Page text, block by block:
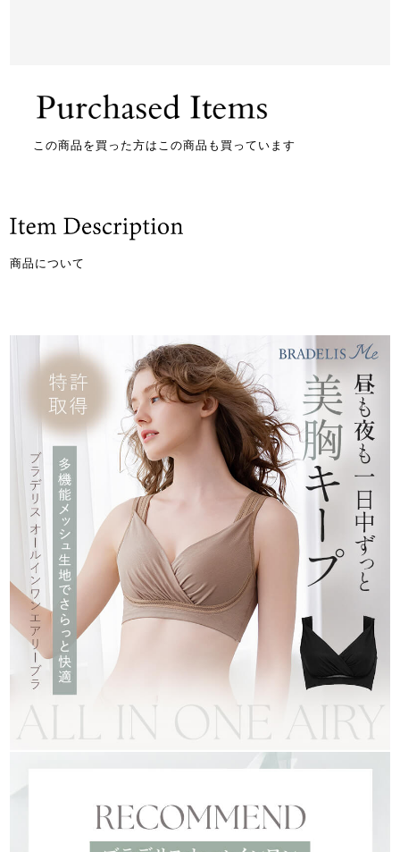
この商品を買った方はこの商品も買っています
商品について